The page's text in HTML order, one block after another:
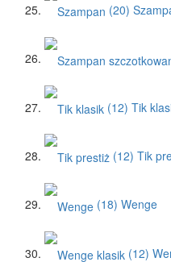
(20)
(12) Tik
(12) Tik
(18) Wenge
(12)